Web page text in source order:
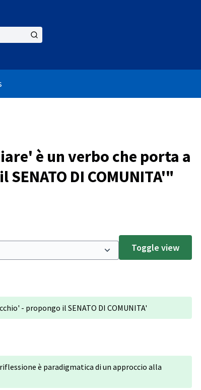
è un verbo che porta a
DI COMUNITA'"
Toggle view
- propongo il SENATO DI COMUNITA'
è paradigmatica di un approccio alla